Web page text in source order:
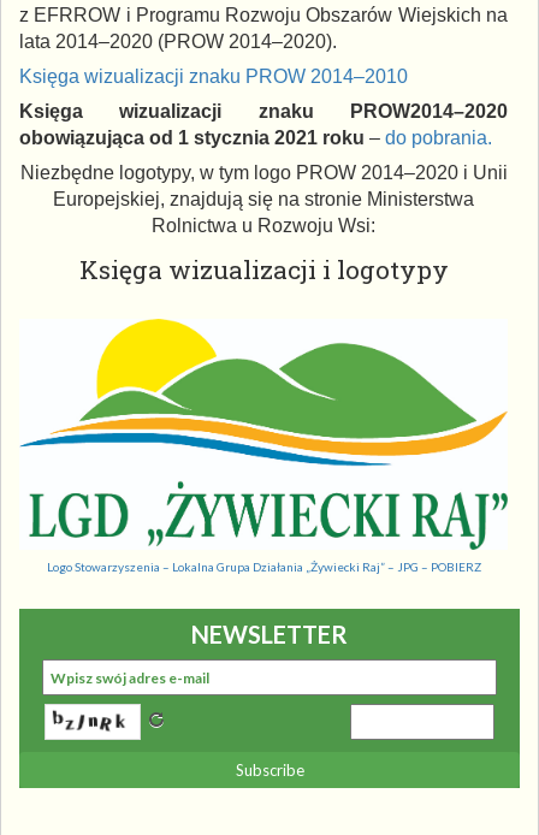
z EFRROW i Programu Rozwoju Obszarów Wiejskich na
lata 2014–2020 (PROW 2014–2020).
Księga wizualizacji znaku PROW 2014–2010
Księga wizualizacji znaku PROW2014–2020
obowiązująca od 1 stycznia 2021 roku – do pobrania.
Niezbędne logotypy, w tym logo PROW 2014–2020 i Unii
Europejskiej, znajdują się na stronie Ministerstwa
Rolnictwa u Rozwoju Wsi:
Księga wizualizacji i logotypy
Logo Stowarzyszenia – Lokalna Grupa Działania „Żywiecki Raj” – JPG – POBIERZ
NEWSLETTER